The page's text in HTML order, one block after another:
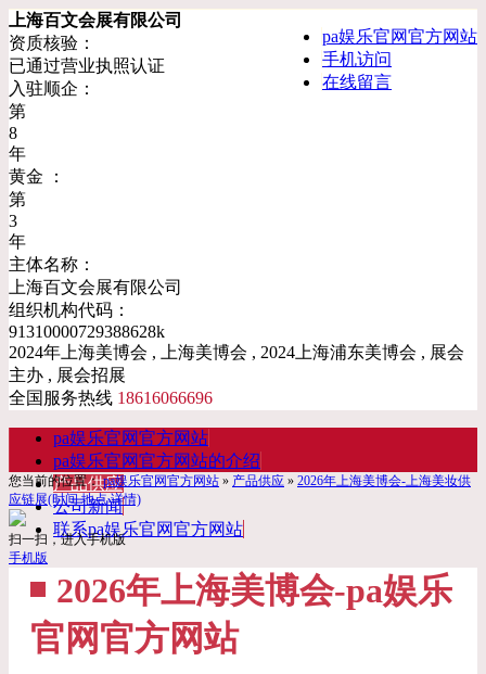
pa娱乐官网官方网站
手机访问
在线留言
上海百文会展有限公司
资质核验：
已通过营业执照认证
入驻顺企：
第
8
年
黄金 ：
第
3
年
主体名称：
上海百文会展有限公司
组织机构代码：
91310000729388628k
2024年上海美博会 , 上海美博会 , 2024上海浦东美博会 , 展会
主办 , 展会招展
全国服务热线 18616066696
pa娱乐官网官方网站
pa娱乐官网官方网站的介绍
产品供应
公司新闻
联系pa娱乐官网官方网站
您当前的位置：pa娱乐官网官方网站 » 产品供应 » 2026年上海美博会-上海美妆供
应链展(时间 地点 详情)
扫一扫，进入手机版
手机版
2026年上海美博会-pa娱乐
官网官方网站